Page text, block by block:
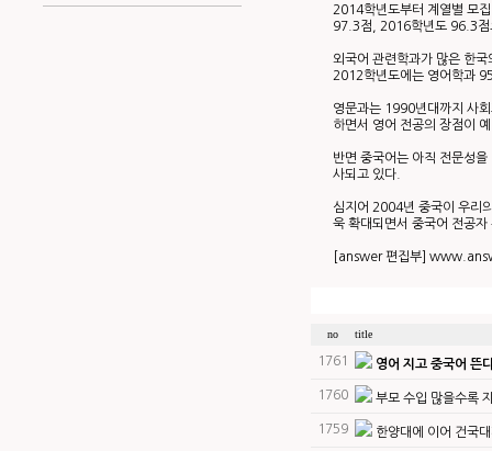
2014학년도부터 계열별 모
97.3점, 2016학년도 96.3점
외국어 관련학과가 많은 한
2012학년도에는 영어학과
영문과는 1990년대까지 사
하면서 영어 전공의 장점이
반면 중국어는 아직 전문성
사되고 있다.
심지어 2004년 중국이 우리
욱 확대되면서 중국어 전공
[answer 편집부]
no title
1761 영어 지고 중국어 뜬
1760 부모 수입 많을수록
1759 한양대에 이어 건국